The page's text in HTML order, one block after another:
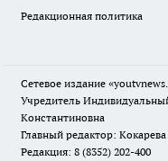
Редакционная политика
Сетевое издание
Учредитель
Константиновна
Главный редактор:
Редакция: 8 (8352) 202-400